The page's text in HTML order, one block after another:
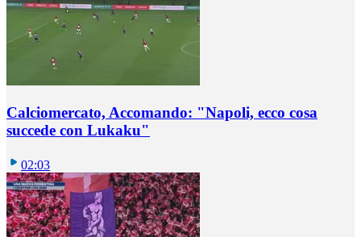
Calciomercato, Accomando: "Napoli, ecco cosa
succede con Lukaku"
02:03